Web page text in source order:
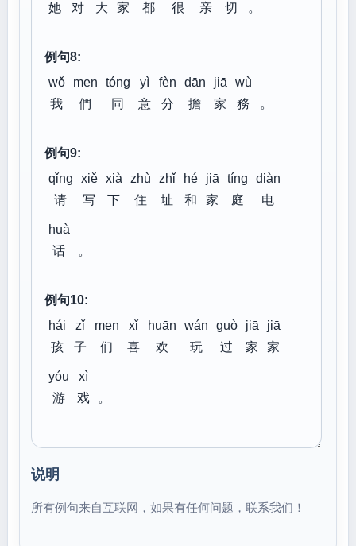
她
对
大
家
都
很
亲
切
。
例句8:
wǒ
我
men
們
tóng
同
yì
意
fèn
分
dān
擔
jiā
家
wù
務
。
例句9:
qǐng
请
xiě
写
xià
下
zhù
住
zhǐ
址
hé
和
jiā
家
tíng
庭
diàn
电
huà
话
。
例句10:
hái
孩
zǐ
子
men
们
xǐ
喜
huān
欢
wán
玩
guò
过
jiā
家
jiā
家
yóu
游
xì
戏
。
说明
所有例句来自互联网，如果有任何问题，联系我们！